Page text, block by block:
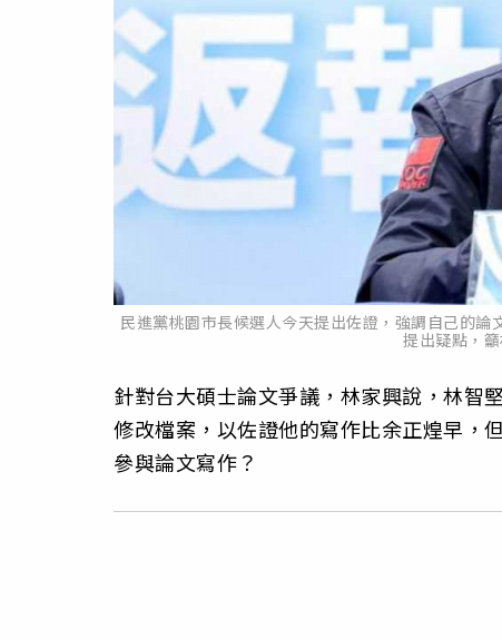
民進黨桃園市長候選人今天提出佐證，強調自己的
提出疑點，
針對台大碩士論文爭議，林家興說，林智
修改檔案，以佐證他的寫作比余正煌早，
參與論文寫作？